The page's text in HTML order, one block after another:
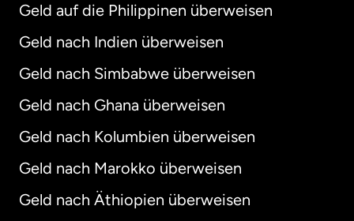
Geld auf die Philippinen überweisen
Geld nach Indien überweisen
Geld nach Simbabwe überweisen
Geld nach Ghana überweisen
Geld nach Kolumbien überweisen
Geld nach Marokko überweisen
Geld nach Äthiopien überweisen